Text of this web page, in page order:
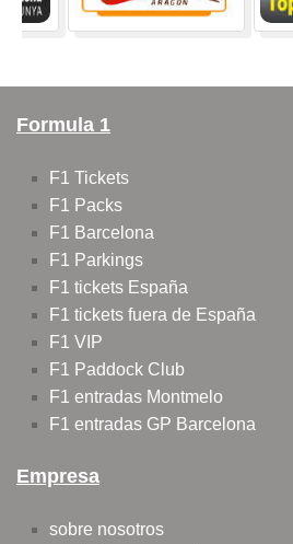
Formula 1
F1 Tickets
F1 Packs
F1 Barcelona
F1 Parkings
F1 tickets España
F1 tickets fuera de España
F1 VIP
F1 Paddock Club
F1 entradas Montmelo
F1 entradas GP Barcelona
Empresa
sobre nosotros